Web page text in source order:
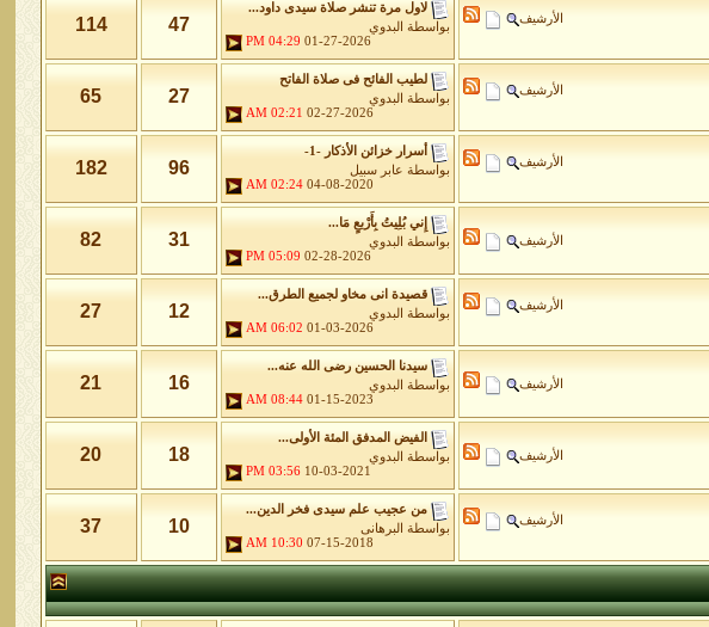
الأرشيف
لاول مرة تنشر صلاة سيدى داود...
بواسطة
البدوي
01-27-2026
04:29 PM
47
114
الأرشيف
لطيب الفائح فى صلاة الفاتح
بواسطة
البدوي
02-27-2026
02:21 AM
27
65
الأرشيف
أسرار خزائن اﻷذكار -1-
بواسطة عابر سبيل
04-08-2020
02:24 AM
96
182
الأرشيف
إِني بُلِيتُ بِأَرْبعٍ مَا...
بواسطة
البدوي
02-28-2026
05:09 PM
31
82
الأرشيف
قصيدة انى مخاو لجميع الطرق...
بواسطة
البدوي
01-03-2026
06:02 AM
12
27
الأرشيف
سيدنا الحسين رضى الله عنه...
بواسطة
البدوي
01-15-2023
08:44 AM
16
21
الأرشيف
الفيض المدفق المئة الأولى...
بواسطة
البدوي
10-03-2021
03:56 PM
18
20
الأرشيف
من عجيب علم سيدى فخر الدين...
بواسطة
البرهانى
07-15-2018
10:30 AM
10
37